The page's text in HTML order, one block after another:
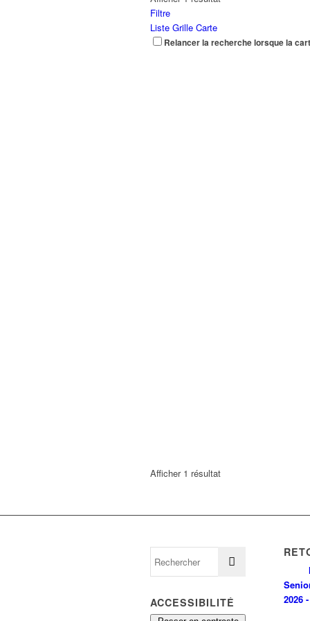
Filtre
Liste Grille Carte
Relancer la recherche lorsque la
Afficher 1 résultat
ACCESSIBILITÉ
2026